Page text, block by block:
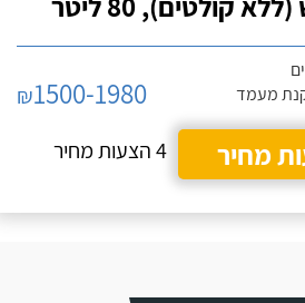
מעמד
₪1500-1980
מחיר
4 הצעות מחיר